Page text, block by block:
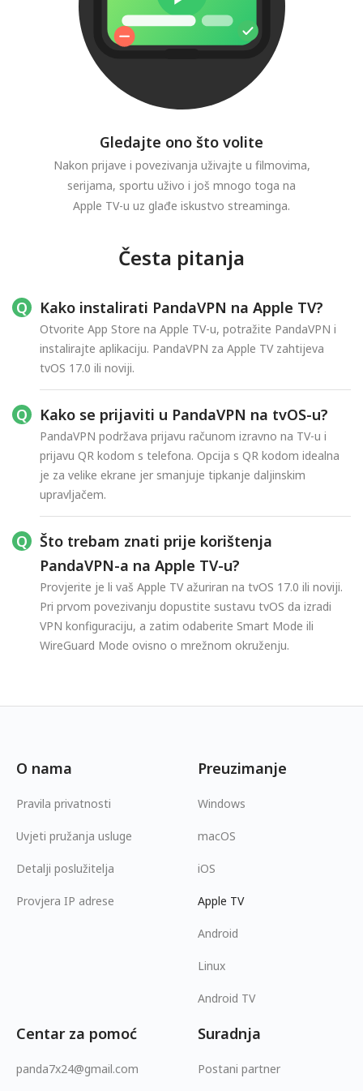
Gledajte ono što volite
Nakon prijave i povezivanja uživajte u filmovima,
serijama, sportu uživo i još mnogo toga na
Apple TV-u uz glađe iskustvo streaminga.
Česta pitanja
Kako instalirati PandaVPN na Apple TV?
Otvorite App Store na Apple TV-u, potražite PandaVPN i
instalirajte aplikaciju. PandaVPN za Apple TV zahtijeva
tvOS 17.0 ili noviji.
Kako se prijaviti u PandaVPN na tvOS-u?
PandaVPN podržava prijavu računom izravno na TV-u i
prijavu QR kodom s telefona. Opcija s QR kodom idealna
je za velike ekrane jer smanjuje tipkanje daljinskim
upravljačem.
Što trebam znati prije korištenja
PandaVPN-a na Apple TV-u?
Provjerite je li vaš Apple TV ažuriran na tvOS 17.0 ili noviji.
Pri prvom povezivanju dopustite sustavu tvOS da izradi
VPN konfiguraciju, a zatim odaberite Smart Mode ili
WireGuard Mode ovisno o mrežnom okruženju.
O nama
Pravila privatnosti
Uvjeti pružanja usluge
Detalji poslužitelja
Provjera IP adrese
Preuzimanje
Windows
macOS
iOS
Apple TV
Android
Linux
Android TV
Centar za pomoć
panda7x24@gmail.com
Suradnja
Postani partner